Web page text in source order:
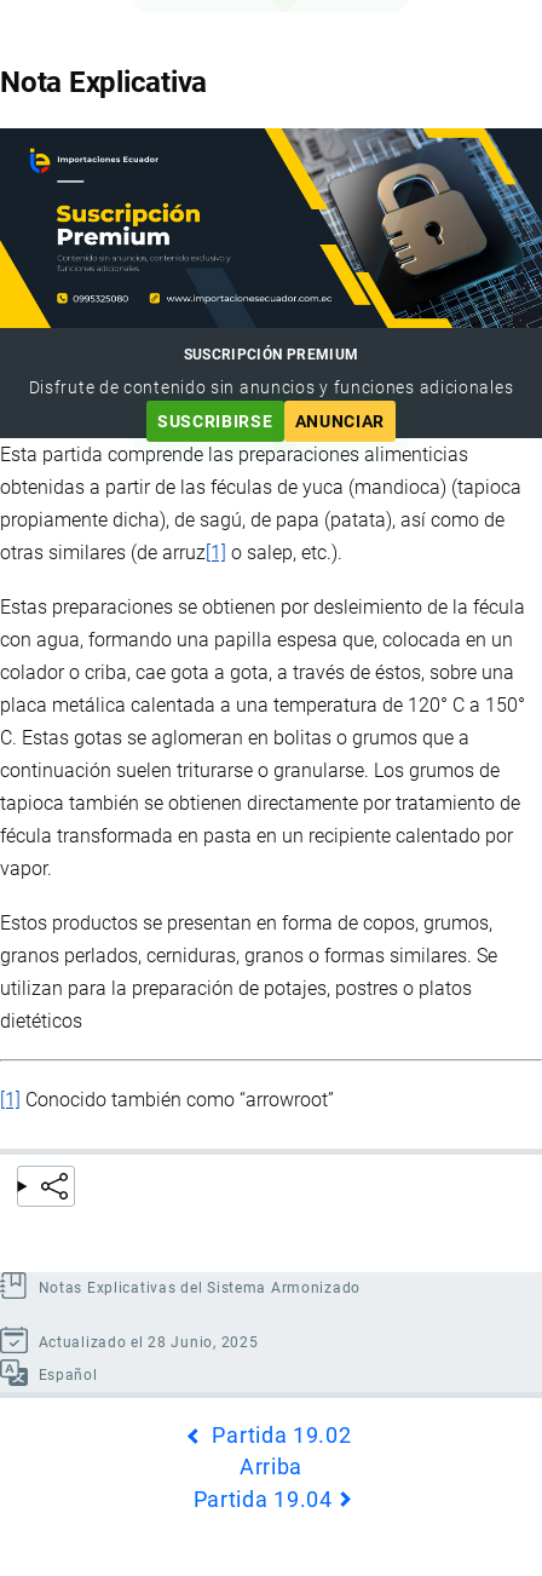
Nota Explicativa
SUSCRIPCIÓN PREMIUM
Disfrute de contenido sin anuncios y funciones adicionales
SUSCRIBIRSE
ANUNCIAR
Esta partida comprende las preparaciones alimenticias
obtenidas a partir de las féculas de yuca (mandioca) (tapioca
propiamente dicha), de sagú, de papa (patata), así como de
otras similares (de arruz [1] o salep, etc.).
Estas preparaciones se obtienen por desleimiento de la fécula
con agua, formando una papilla espesa que, colocada en un
colador o criba, cae gota a gota, a través de éstos, sobre una
placa metálica calentada a una temperatura de 120° C a 150°
C. Estas gotas se aglomeran en bolitas o grumos que a
continuación suelen triturarse o granularse. Los grumos de
tapioca también se obtienen directamente por tratamiento de
fécula transformada en pasta en un recipiente calentado por
vapor.
Estos productos se presentan en forma de copos, grumos,
granos perlados, cerniduras, granos o formas similares. Se
utilizan para la preparación de potajes, postres o platos
dietéticos
[1] Conocido también como “arrowroot”
Notas Explicativas del Sistema Armonizado
Actualizado el 28 Junio, 2025
Español
Partida 19.02
Arriba
Partida 19.04